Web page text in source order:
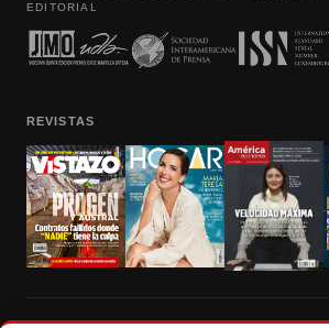
EDITORIAL
REVISTAS